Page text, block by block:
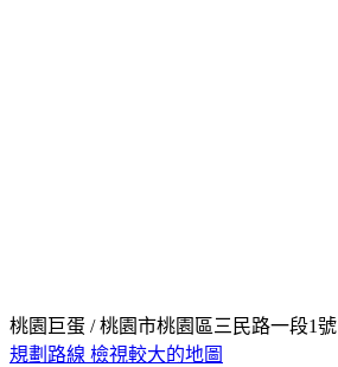
桃園巨蛋 / 桃園市桃園區三民路一段1號
規劃路線 檢視較大的地圖